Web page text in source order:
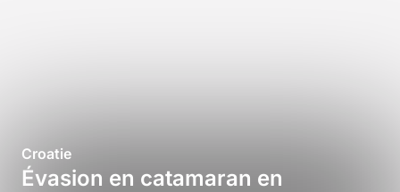
Croatie
Évasion en catamaran en